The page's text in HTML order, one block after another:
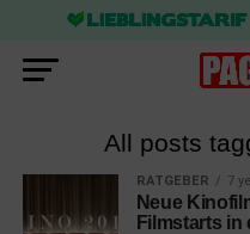
All posts
RATGEBER 7
Neue
Filmstarts in